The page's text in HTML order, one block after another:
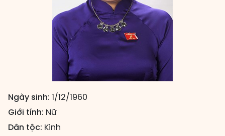
Ngày sinh: 1/12/1960
Giới tính: Nữ
Dân tộc: Kinh